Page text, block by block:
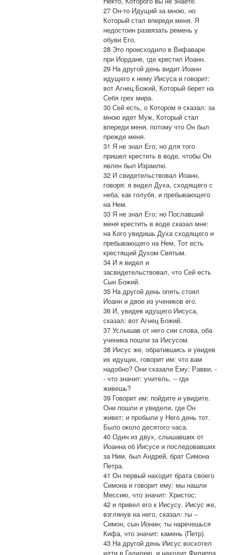
27 Он-то Идущий за мною, но
Который стал впереди меня. Я
недостоин развязать ремень у
обуви Его.
28 Это происходило в Вифаваре
при Иордане, где крестил Иоанн.
29 На другой день видит Иоанн
идущего к нему Иисуса и говорит:
вот Агнец Божий, Который берет на
Себя грех мира.
30 Сей есть, о Котором я сказал: за
мною идет Муж, Который стал
впереди меня, потому что Он был
прежде меня.
31 Я не знал Его; но для того
пришел крестить в воде, чтобы Он
явлен был Израилю.
32 И свидетельствовал Иоанн,
говоря: я видел Духа, сходящего с
неба, как голубя, и пребывающего
на Нем.
33 Я не знал Его; но Пославший
меня крестить в воде сказал мне:
на Кого увидишь Духа сходящего и
пребывающего на Нем, Тот есть
крестящий Духом Святым.
34 И я видел и
засвидетельствовал, что Сей есть
Сын Божий.
35 На другой день опять стоял
Иоанн и двое из учеников его.
36 И, увидев идущего Иисуса,
сказал: вот Агнец Божий.
37 Услышав от него сии слова, оба
ученика пошли за Иисусом.
38 Иисус же, обратившись и увидев
их идущих, говорит им: что вам
надобно? Они сказали Ему: Равви, -
- что значит: учитель, -- где
живешь?
39 Говорит им: пойдите и увидите.
Они пошли и увидели, где Он
живет; и пробыли у Него день тот.
Было около десятого часа.
40 Один из двух, слышавших от
Иоанна об Иисусе и последовавших
за Ним, был Андрей, брат Симона
Петра.
41 Он первый находит брата своего
Симона и говорит ему: мы нашли
Мессию, что значит: Христос;
42 и привел его к Иисусу. Иисус же,
взглянув на него, сказал: ты --
Симон, сын Ионин; ты наречешься
Кифа, что значит: камень (Петр).
43 На другой день Иисус восхотел
идти в Галилею, и находит Филиппа